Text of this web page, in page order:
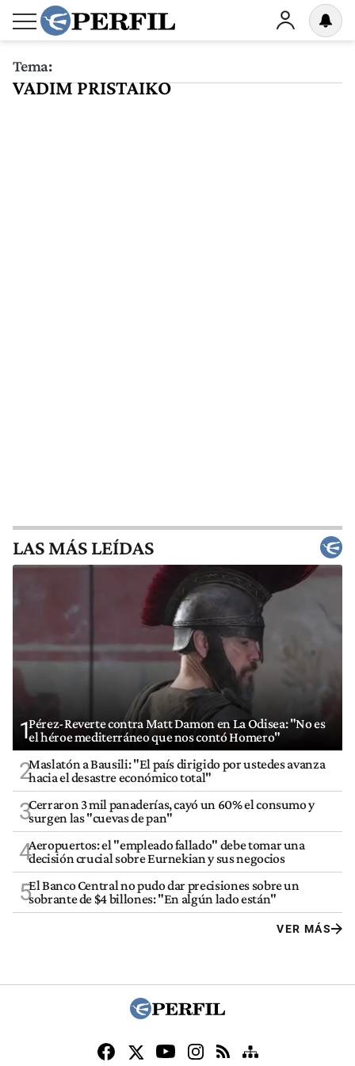
Tema:
VADIM PRISTAIKO
LAS MÁS LEÍDAS
1Pérez-Reverte contra Matt Damon en La Odisea: "No es
el héroe mediterráneo que nos contó Homero"
2Maslatón a Bausili: "El país dirigido por ustedes avanza
hacia el desastre económico total"
3Cerraron 3 mil panaderías, cayó un 60% el consumo y
surgen las "cuevas de pan"
4Aeropuertos: el "empleado fallado" debe tomar una
decisión crucial sobre Eurnekian y sus negocios
5El Banco Central no pudo dar precisiones sobre un
sobrante de $4 billones: "En algún lado están"
VER MÁS